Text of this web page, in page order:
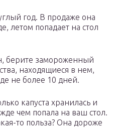
год. В продаже она
летом попадает на стол
берите замороженный
находящиеся в нем,
не более 10 дней.
капуста хранилась и
чем попала на ваш стол.
то польза? Она дороже